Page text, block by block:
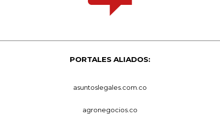
PORTALES ALIADOS:
asuntoslegales.com.co
agronegocios.co